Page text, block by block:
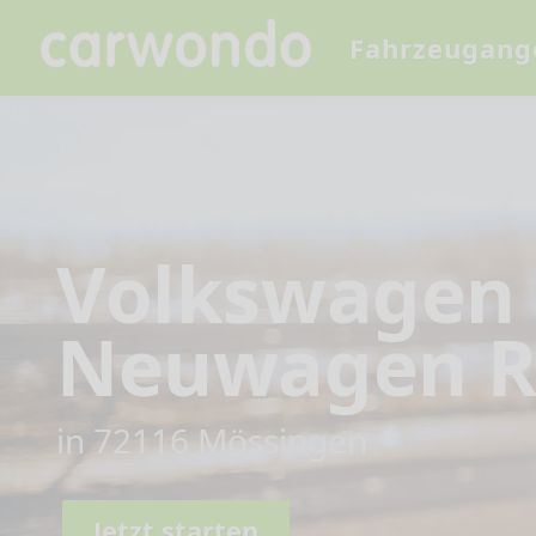
Volkswagen
Neuwagen
in 72116 Mössingen